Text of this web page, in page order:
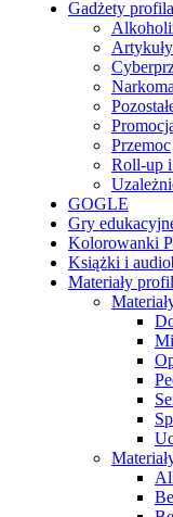
Gadżety
Przemoc
Roll-up
GOGLE
Gry
Kolorowanki
Książki i
Materiały